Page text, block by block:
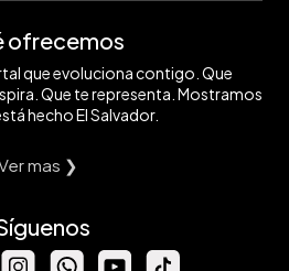
ofrecemos
que evoluciona contigo. Que
Que te representa. Mostramos
hecho El Salvador.
mas ❯